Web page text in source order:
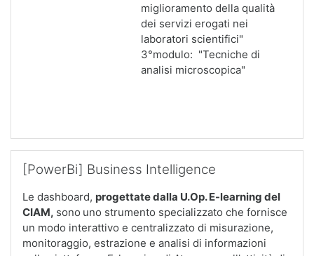
miglioramento della qualità
dei servizi erogati nei
laboratori scientifici"
3°modulo: "Tecniche di
analisi microscopica"
[PowerBi] Business Intelligence
Le dashboard, progettate dalla U.Op. E-learning del
CIAM, sono uno strumento specializzato che fornisce
un modo interattivo e centralizzato di misurazione,
monitoraggio, estrazione e analisi di informazioni